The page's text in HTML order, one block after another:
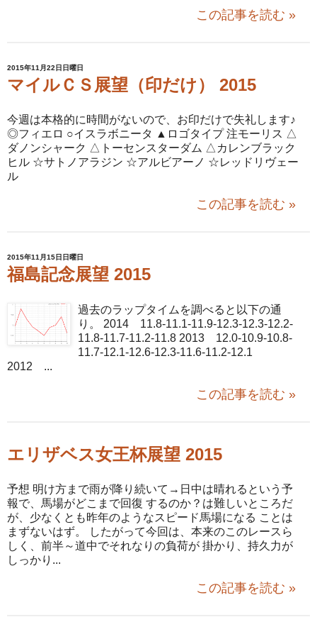
この記事を読む »
2015年11月22日日曜日
マイルＣＳ展望（印だけ） 2015
今週は本格的に時間がないので、お印だけで失礼します♪
◎フィエロ ○イスラボニータ ▲ロゴタイプ 注モーリス △
ダノンシャーク △トーセンスターダム △カレンブラック
ヒル ☆サトノアラジン ☆アルビアーノ ☆レッドリヴェー
ル
この記事を読む »
2015年11月15日日曜日
福島記念展望 2015
過去のラップタイムを調べると以下の通
り。 2014 11.8-11.1-11.9-12.3-12.3-12.2-
11.8-11.7-11.2-11.8 2013 12.0-10.9-10.8-
11.7-12.1-12.6-12.3-11.6-11.2-12.1
2012 ...
この記事を読む »
エリザベス女王杯展望 2015
予想 明け方まで雨が降り続いて→日中は晴れるという予
報で、馬場がどこまで回復 するのか？は難しいところだ
が、少なくとも昨年のようなスピード馬場になる ことは
まずないはず。 したがって今回は、本来のこのレースら
しく、前半～道中でそれなりの負荷が 掛かり、持久力が
しっかり...
この記事を読む »